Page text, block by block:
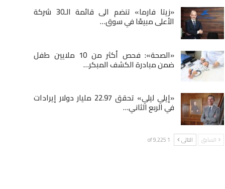
«زيتا فارما» تنضم الى قائمة الـ30 شركة
الأعلى مبيعًا في سوق…
«الصحة»: فحص أكثر من 10 ملايين طفل
ضمن مبادرة الكشف المبكر…
«إيلي ليلي» تحقق 22.97 مليار دولار إيرادات
في الربع الثاني…
السابق التالى 1 of 9٬225